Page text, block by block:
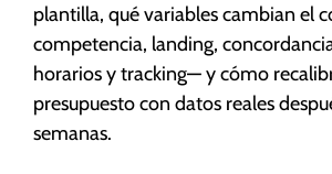
plantilla, qué variables cambian el
competencia, landing,
horarios y tracking— y cómo
presupuesto con datos reales
semanas.